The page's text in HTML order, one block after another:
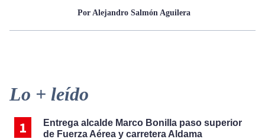
Por Alejandro Salmón Aguilera
Primary
Sidebar
Lo + leído
Entrega alcalde Marco Bonilla paso superior
de Fuerza Aérea y carretera Aldama